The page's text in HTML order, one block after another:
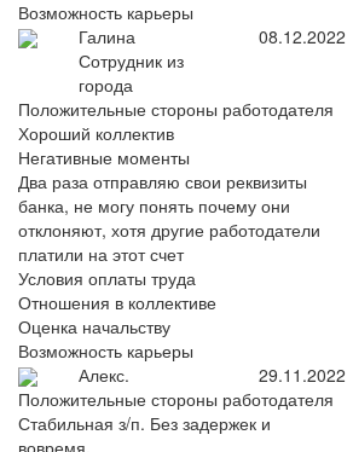
Возможность карьеры
Галина
Сотрудник из
города
08.12.2022
Положительные стороны работодателя
Хороший коллектив
Негативные моменты
Два раза отправляю свои реквизиты
банка, не могу понять почему они
отклоняют, хотя другие работодатели
платили на этот счет
Условия оплаты труда
Отношения в коллективе
Оценка начальству
Возможность карьеры
Алекс.
29.11.2022
Положительные стороны работодателя
Стабильная з/п. Без задержек и